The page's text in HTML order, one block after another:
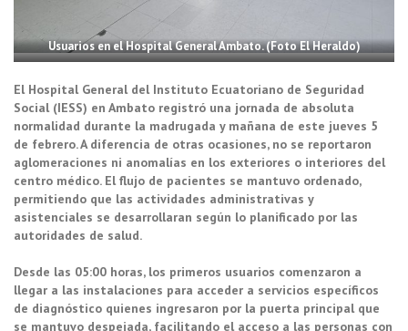
Usuarios en el Hospital General Ambato. (Foto El Heraldo)
El Hospital General del Instituto Ecuatoriano de Seguridad
Social (IESS) en Ambato registró una jornada de absoluta
normalidad durante la madrugada y mañana de este jueves 5
de febrero. A diferencia de otras ocasiones, no se reportaron
aglomeraciones ni anomalías en los exteriores o interiores del
centro médico. El flujo de pacientes se mantuvo ordenado,
permitiendo que las actividades administrativas y
asistenciales se desarrollaran según lo planificado por las
autoridades de salud.
Desde las 05:00 horas, los primeros usuarios comenzaron a
llegar a las instalaciones para acceder a servicios específicos
de diagnóstico quienes ingresaron por la puerta principal que
se mantuvo despejada, facilitando el acceso a las personas con